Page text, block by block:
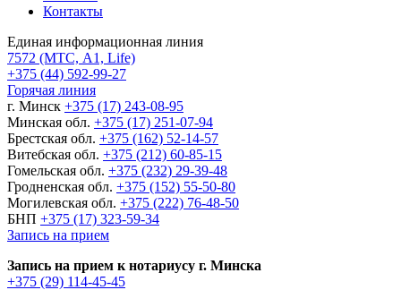
Контакты
Единая информационная линия
7572 (МТС, A1, Life)
+375 (44) 592-99-27
Горячая линия
г. Минск +375 (17) 243-08-95
Минская обл. +375 (17) 251-07-94
Брестская обл. +375 (162) 52-14-57
Витебская обл. +375 (212) 60-85-15
Гомельская обл. +375 (232) 29-39-48
Гродненская обл. +375 (152) 55-50-80
Могилевская обл. +375 (222) 76-48-50
БНП +375 (17) 323-59-34
Запись на прием
Запись на прием к нотариусу г. Минска
+375 (29) 114-45-45